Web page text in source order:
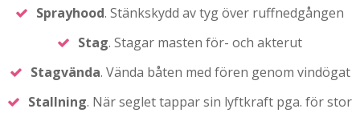
Sprayhood. Stänkskydd av tyg över ruffnedgången
Stag. Stagar masten för- och akterut
Stagvända. Vända båten med fören genom vindögat
Stallning. När seglet tappar sin lyftkraft pga. för stor